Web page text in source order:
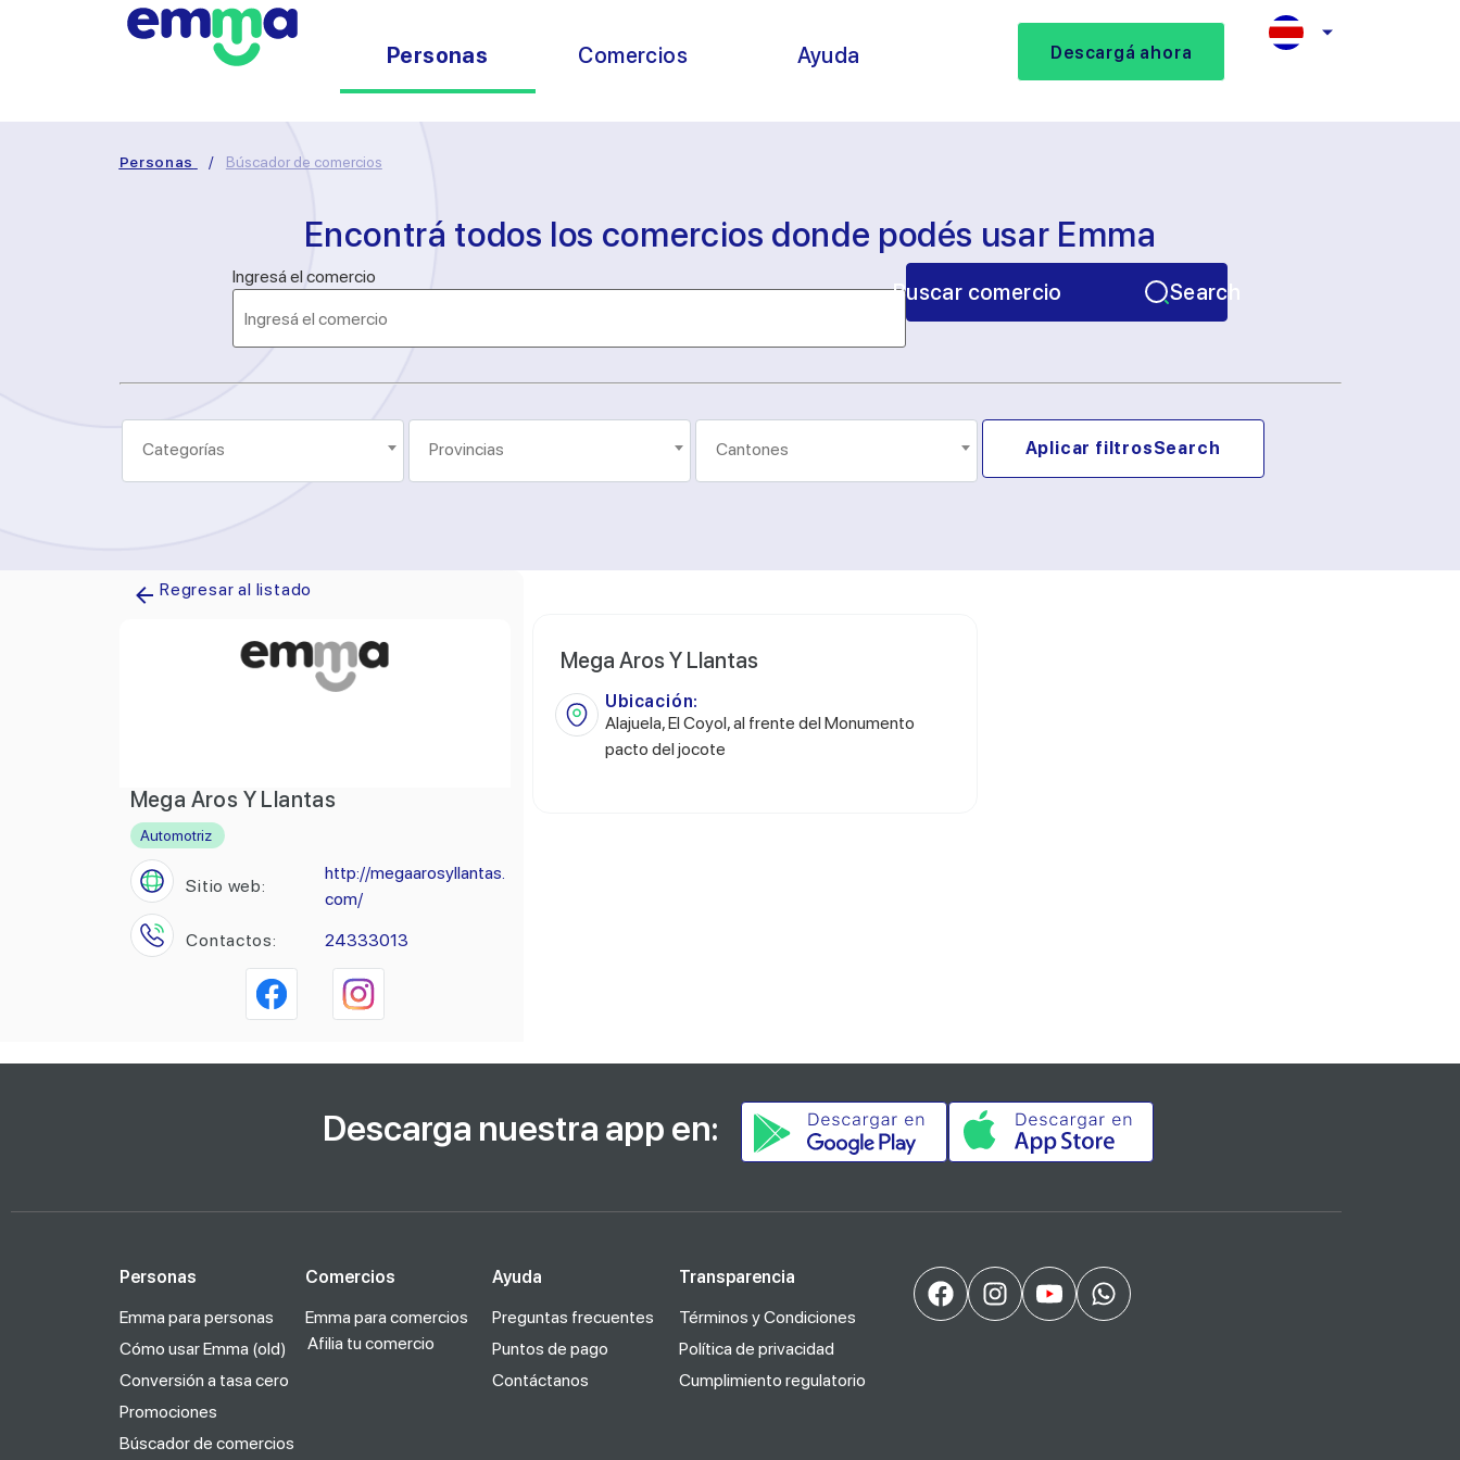
Personas Comercios Ayuda Descargá ahora
Personas / Búscador de comercios
Encontrá todos los comercios donde podés usar Emma
Ingresá el comercio
Buscar comercio Search
Aplicar filtrosSearch
Regresar al listado
Mega Aros Y Llantas
Automotriz
Sitio web:
http://megaarosyllantas.
com/
Contactos:
24333013
Mega Aros Y Llantas
Ubicación:
Alajuela, El Coyol, al frente del Monumento
pacto del jocote
Descarga nuestra app en:
Personas
Emma para personas
Cómo usar Emma (old)
Conversión a tasa cero
Promociones
Búscador de comercios
Comercios
Emma para comercios
Afilia tu comercio
Ayuda
Preguntas frecuentes
Puntos de pago
Contáctanos
Transparencia
Términos y Condiciones
Política de privacidad
Cumplimiento regulatorio